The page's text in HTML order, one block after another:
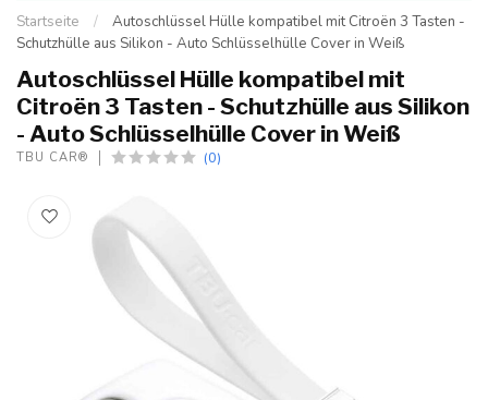
Startseite /
Autoschlüssel Hülle kompatibel mit Citroën 3 Tasten -
Schutzhülle aus Silikon - Auto Schlüsselhülle Cover in Weiß
Autoschlüssel Hülle kompatibel mit
Citroën 3 Tasten - Schutzhülle aus Silikon
- Auto Schlüsselhülle Cover in Weiß
TBU CAR® (0)